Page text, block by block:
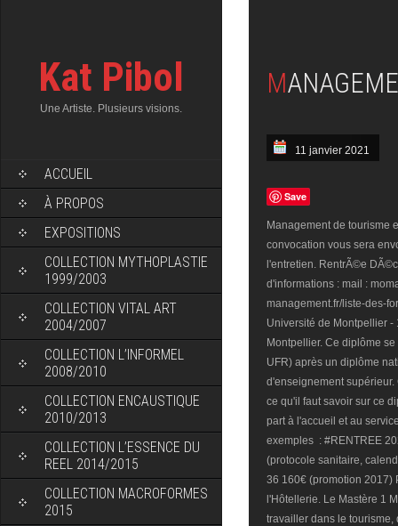
Kat Pibol
Une Artiste. Plusieurs visions.
ACCUEIL
À PROPOS
EXPOSITIONS
COLLECTION MYTHOPLASTIE
1999/2003
COLLECTION VITAL ART
2004/2007
COLLECTION L’INFORMEL
2008/2010
COLLECTION ENCAUSTIQUE
2010/2013
COLLECTION L’ESSENCE DU
REEL 2014/2015
COLLECTION MACROFORMES
2015
11 janvier 2021
Save
Management de tourisme
convocation vous sera
l'entretien. RentrÃ©e
d'informations : mail :
management.fr/liste-des-
Université de Montpellier -
Montpellier. Ce diplôme
UFR) après un diplôme
d'enseignement
ce qu'il faut savoir sur ce
part à l'accueil et au
exemples : #RENTREE
(protocole sanitaire,
36 160€ (promotion 2017)
l'Hôtellerie. Le Mastère 1
travailler dans le